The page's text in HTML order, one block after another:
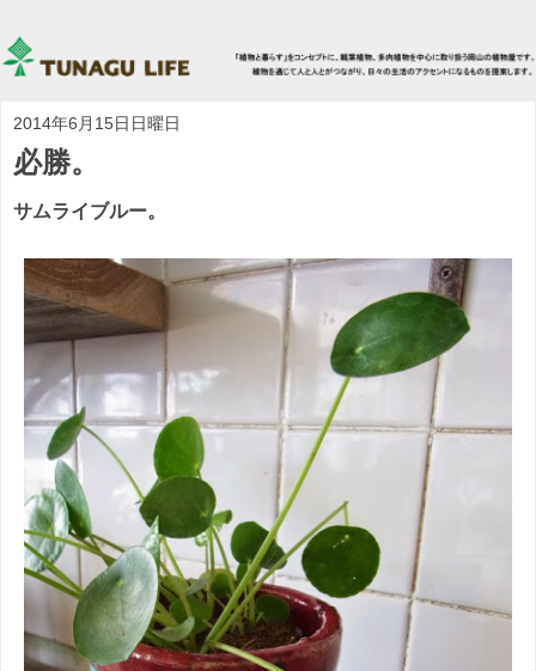
2014年6月15日日曜日
必勝。
サムライブルー。